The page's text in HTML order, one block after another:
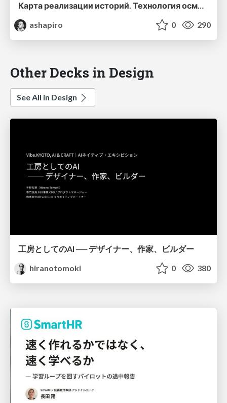
Карта реализации историй. Технология осмысленной работы с детальными требованиями
ashapiro
0 290
Other Decks in Design
See All in Design
工房としてのAI ── デザイナー、作家、ビルダー
hiranotomoki
0 380